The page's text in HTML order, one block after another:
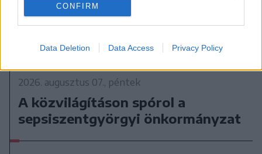
CONFIRM
Data Deletion Data Access Privacy Policy
2026. augusztus 07., péntek
A közvilágításon spórol a
sepsiszentgyörgyi önkormányzat